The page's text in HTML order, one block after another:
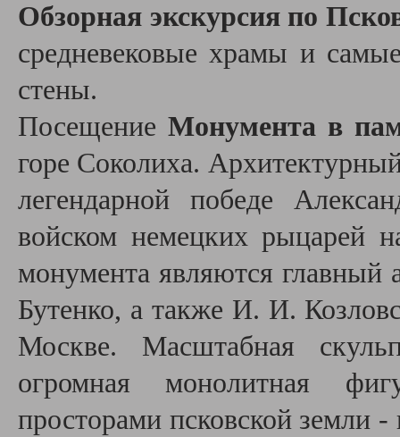
Обзорная экскурсия по
средневековые храмы и
стены.
ПосещениеМонумента в
горе Соколиха.
легендарной победе
войском немецких рыцарей
монумента являются главный
Бутенко, а также И. И.
Москве. Масштабная
огромная монолитная
просторами псковской земли